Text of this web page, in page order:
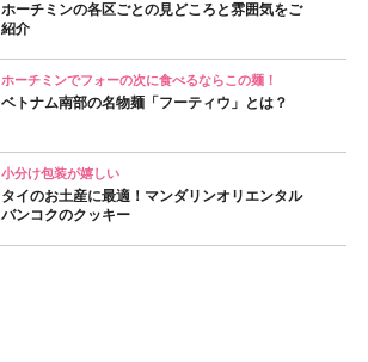
ホーチミンの各区ごとの見どころと雰囲気をご
紹介
ホーチミンでフォーの次に食べるならこの麺！
ベトナム南部の名物麺「フーティウ」とは？
小分け包装が嬉しい
タイのお土産に最適！マンダリンオリエンタル
バンコクのクッキー